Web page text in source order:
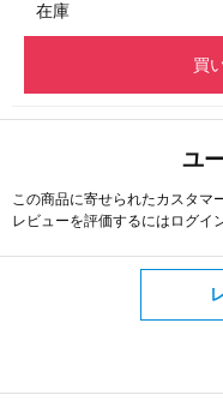
在庫
買
ユ
この商品に寄せられたカスタマ
レビューを評価するには ログイ